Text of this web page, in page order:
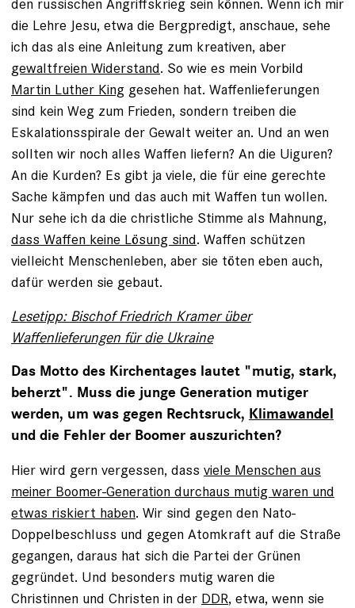
die Lehre Jesu, etwa die Bergpredigt, anschaue, sehe
ich das als eine Anleitung zum kreativen, aber
gewaltfreien Widerstand. So wie es mein Vorbild
Martin Luther King gesehen hat. Waffenlieferungen
sind kein Weg zum Frieden, sondern treiben die
Eskalationsspirale der Gewalt weiter an. Und an wen
sollten wir noch alles Waffen liefern? An die Uiguren?
An die Kurden? Es gibt ja viele, die für eine gerechte
Sache kämpfen und das auch mit Waffen tun wollen.
Nur sehe ich da die christliche Stimme als Mahnung,
dass Waffen keine Lösung sind. Waffen schützen
vielleicht Menschenleben, aber sie töten eben auch,
dafür werden sie gebaut.
Lesetipp: Bischof Friedrich Kramer über
Waffenlieferungen für die Ukraine
Das Motto des Kirchentages lautet "mutig, stark,
beherzt". Muss die junge Generation mutiger
werden, um was gegen Rechtsruck, Klimawandel
und die Fehler der Boomer auszurichten?
Hier wird gern vergessen, dass viele Menschen aus
meiner Boomer-Generation durchaus mutig waren und
etwas riskiert haben. Wir sind gegen den Nato-
Doppelbeschluss und gegen Atomkraft auf die Straße
gegangen, daraus hat sich die Partei der Grünen
gegründet. Und besonders mutig waren die
Christinnen und Christen in der DDR, etwa, wenn sie